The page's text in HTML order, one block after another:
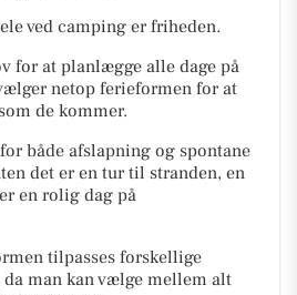
ved camping er friheden.
for at planlægge alle dage på
netop ferieformen for at
de kommer.
både afslapning og spontane
det er en tur til stranden, en
en rolig dag på
tilpasses forskellige
man kan vælge mellem alt